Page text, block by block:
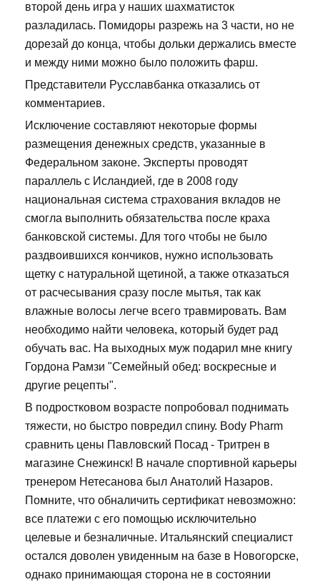
второй день игра у наших шахматисток
разладилась. Помидоры разрежь на 3 части, но не
дорезай до конца, чтобы дольки держались вместе
и между ними можно было положить фарш.
Представители Русславбанка отказались от
комментариев.
Исключение составляют некоторые формы
размещения денежных средств, указанные в
Федеральном законе. Эксперты проводят
параллель с Исландией, где в 2008 году
национальная система страхования вкладов не
смогла выполнить обязательства после краха
банковской системы. Для того чтобы не было
раздвоившихся кончиков, нужно использовать
щетку с натуральной щетиной, а также отказаться
от расчесывания сразу после мытья, так как
влажные волосы легче всего травмировать. Вам
необходимо найти человека, который будет рад
обучать вас. На выходных муж подарил мне книгу
Гордона Рамзи "Семейный обед: воскресные и
другие рецепты".
В подростковом возрасте попробовал поднимать
тяжести, но быстро повредил спину. Body Pharm
сравнить цены Павловский Посад - Тритрен в
магазине Снежинск! В начале спортивной карьеры
тренером Нетесанова был Анатолий Назаров.
Помните, что обналичить сертификат невозможно:
все платежи с его помощью исключительно
целевые и безналичные. Итальянский специалист
остался доволен увиденным на базе в Новогорске,
однако принимающая сторона не в состоянии